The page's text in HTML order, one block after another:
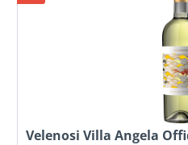
Velenosi Villa Angela